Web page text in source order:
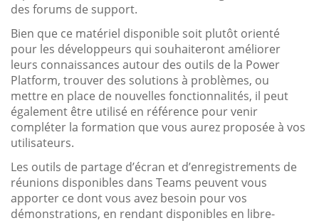
des forums de support.
Bien que ce matériel disponible soit plutôt orienté
pour les développeurs qui souhaiteront améliorer
leurs connaissances autour des outils de la Power
Platform, trouver des solutions à problèmes, ou
mettre en place de nouvelles fonctionnalités, il peut
également être utilisé en référence pour venir
compléter la formation que vous aurez proposée à vos
utilisateurs.
Les outils de partage d’écran et d’enregistrements de
réunions disponibles dans Teams peuvent vous
apporter ce dont vous avez besoin pour vos
démonstrations, en rendant disponibles en libre-